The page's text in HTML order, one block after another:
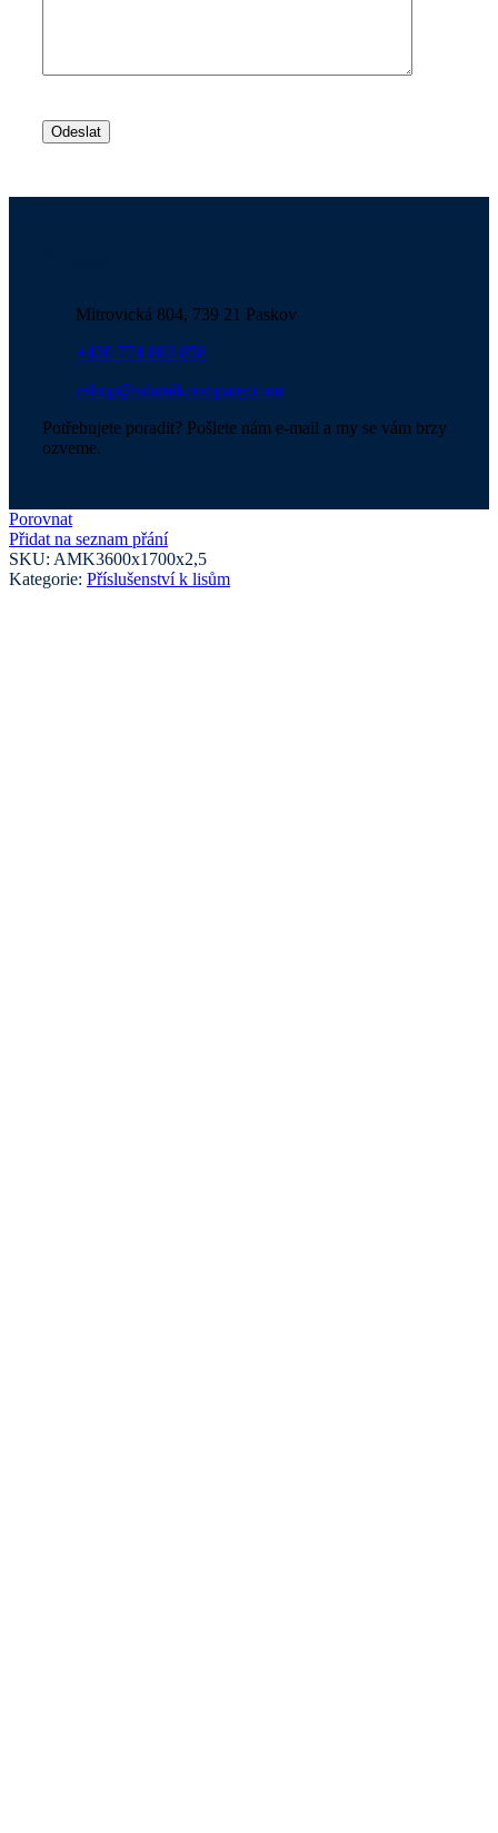
pole
Mitrovická 804, 739 21 Paskov
+420 774 883 858
eshop@adamikcompany.com
Potřebujete poradit? Pošlete nám e-mail a my se vám brzy
ozveme.
Porovnat
Přidat na seznam přání
SKU: AMK3600x1700x2,5
Kategorie: Příslušenství k lisům